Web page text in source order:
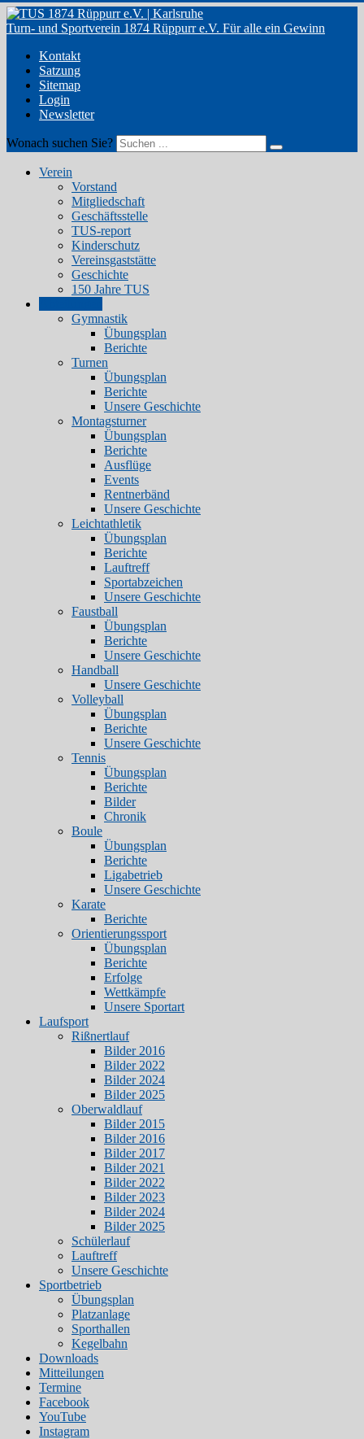
Turn- und Sportverein 1874 Rüppurr e.V. Für alle ein Gewinn
Kontakt
Satzung
Sitemap
Login
Newsletter
Wonach suchen Sie?
Verein
Vorstand
Mitgliedschaft
Geschäftsstelle
TUS-report
Kinderschutz
Vereinsgaststätte
Geschichte
150 Jahre TUS
Gymnastik
Übungsplan
Berichte
Turnen
Übungsplan
Berichte
Unsere Geschichte
Montagsturner
Übungsplan
Berichte
Ausflüge
Events
Rentnerbänd
Unsere Geschichte
Leichtathletik
Übungsplan
Berichte
Lauftreff
Sportabzeichen
Unsere Geschichte
Faustball
Übungsplan
Berichte
Unsere Geschichte
Handball
Unsere Geschichte
Volleyball
Übungsplan
Berichte
Unsere Geschichte
Tennis
Übungsplan
Berichte
Bilder
Chronik
Boule
Übungsplan
Berichte
Ligabetrieb
Unsere Geschichte
Karate
Berichte
Orientierungssport
Übungsplan
Berichte
Erfolge
Wettkämpfe
Unsere Sportart
Laufsport
Rißnertlauf
Bilder 2016
Bilder 2022
Bilder 2024
Bilder 2025
Oberwaldlauf
Bilder 2015
Bilder 2016
Bilder 2017
Bilder 2021
Bilder 2022
Bilder 2023
Bilder 2024
Bilder 2025
Schülerlauf
Lauftreff
Unsere Geschichte
Sportbetrieb
Übungsplan
Platzanlage
Sporthallen
Kegelbahn
Downloads
Mitteilungen
Termine
Facebook
YouTube
Instagram